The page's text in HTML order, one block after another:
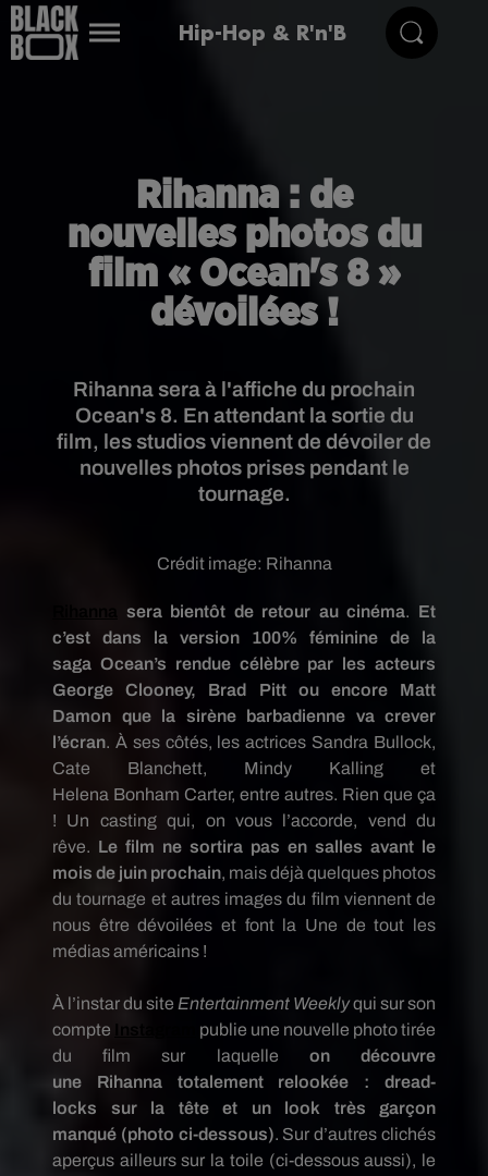
Hip-Hop & R'n'B
Rihanna : de
nouvelles photos du
film « Ocean's 8 »
dévoilées !
Rihanna sera à l'affiche du prochain
Ocean's 8. En attendant la sortie du
film, les studios viennent de dévoiler de
nouvelles photos prises pendant le
tournage.
Crédit image: Rihanna
sera bientôt de retour au cinéma. Et
c’est dans la version 100% féminine de la
saga Ocean’s rendue célèbre par les acteurs
George Clooney, Brad Pitt ou encore Matt
Damon que la sirène barbadienne va crever
l’écran. À ses côtés, les actrices Sandra Bullock,
Cate Blanchett, Mindy
Kalling
et
Helena Bonham Carter, entre autres. Rien que ça
!
Un casting qui, on vous l’accorde, vend du
rêve. Le film ne sortira pas en salles avant le
mois de juin prochain, mais déjà quelques photos
du tournage et autres images du film viennent de
nous être dévoilées et font la Une de tout les
médias américains !
À l’instar du site Entertainment Weeklyqui sur son
compte
Instagram
publie une nouvelle photo tirée
du film sur laquelle on découvre
une Rihannatotalement relookée :
dread-
locks sur la tête et un look très garçon
manqué (photo ci-dessous). Sur d’autres clichés
aperçus ailleurs sur la toile (ci-dessous aussi), le